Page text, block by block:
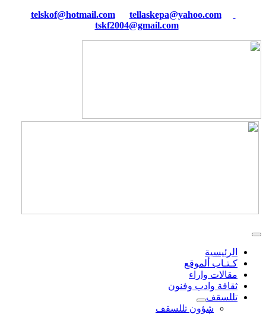
tellaskepa@yahoo.com
tskf2004@gmail.com
الرئيسية
كـتـاب ألموقع
مقالات واراء
ثقافة وادب وفنون
تللسقف
شؤون تللسقف